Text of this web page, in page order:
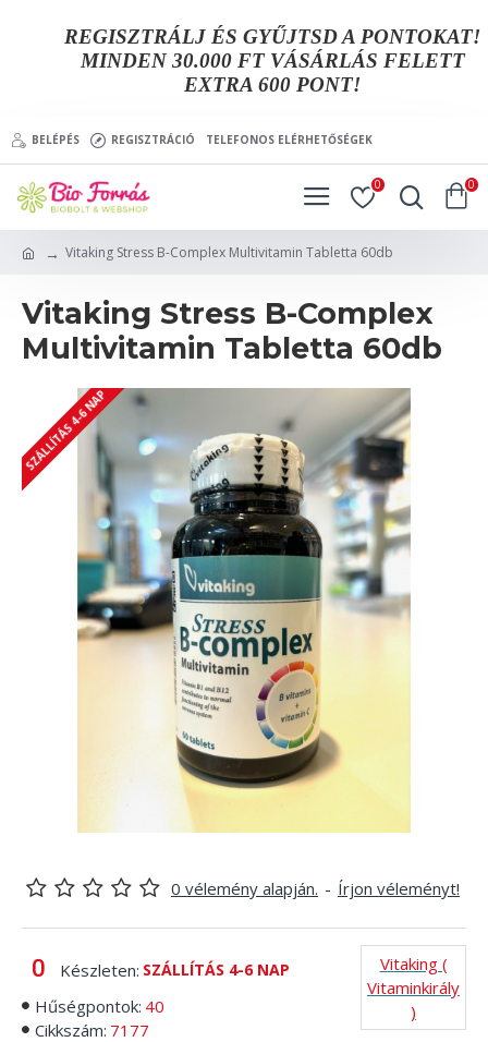
REGISZTRÁLJ ÉS GYŰJTSD A PONTOKAT!
MINDEN 30.000 FT VÁSÁRLÁS FELETT
EXTRA 600 PONT!
BELÉPÉS REGISZTRÁCIÓ TELEFONOS ELÉRHETŐSÉGEK
0 0
Vitaking Stress B-Complex Multivitamin Tabletta 60db
Vitaking Stress B-Complex
Multivitamin Tabletta 60db
SZÁLLÍTÁS 4-6 NAP
0 vélemény alapján. - Írjon véleményt!
Készleten: SZÁLLÍTÁS 4-6 NAP
Hűségpontok: 40
Cikkszám: 7177
Vitaking (
Vitaminkirály
)